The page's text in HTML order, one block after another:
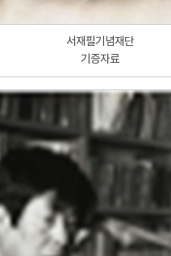
서재필기념재단
기증자료